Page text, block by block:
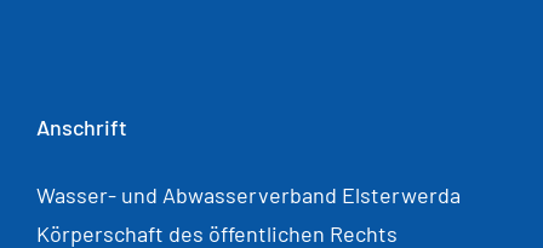
Anschrift
Wasser- und Abwasserverband Elsterwerda
Körperschaft des öffentlichen Rechts